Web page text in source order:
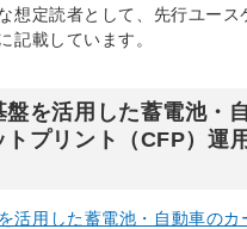
想定読者として、先行ユース
記載しています。
盤を活用した蓄電池・
トプリント（CFP）運
活用した蓄電池・自動車のカ